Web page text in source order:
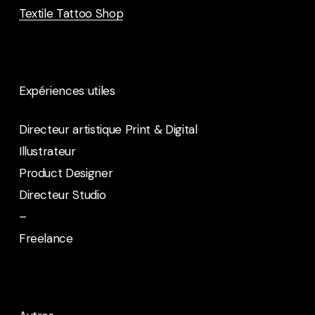
Textile Tattoo Shop
Expériences utiles
Directeur artistique Print & Digital
Illustrateur
Product Designer
Directeur Studio
–
Freelance